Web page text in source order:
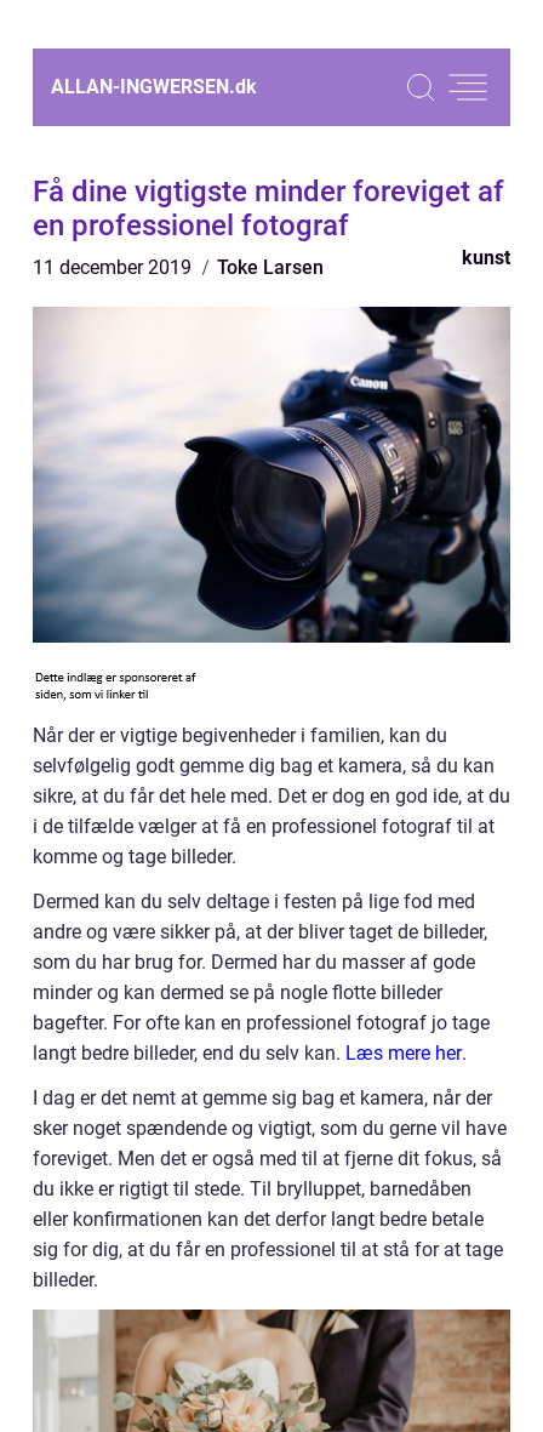
ALLAN-INGWERSEN.dk
Få dine vigtigste minder foreviget af
en professionel fotograf
11 december 2019 Toke Larsen kunst
Når der er vigtige begivenheder i familien, kan du
selvfølgelig godt gemme dig bag et kamera, så du kan
sikre, at du får det hele med. Det er dog en god ide, at du
i de tilfælde vælger at få en professionel fotograf til at
komme og tage billeder.
Dermed kan du selv deltage i festen på lige fod med
andre og være sikker på, at der bliver taget de billeder,
som du har brug for. Dermed har du masser af gode
minder og kan dermed se på nogle flotte billeder
bagefter. For ofte kan en professionel fotograf jo tage
langt bedre billeder, end du selv kan. Læs mere her.
I dag er det nemt at gemme sig bag et kamera, når der
sker noget spændende og vigtigt, som du gerne vil have
foreviget. Men det er også med til at fjerne dit fokus, så
du ikke er rigtigt til stede. Til brylluppet, barnedåben
eller konfirmationen kan det derfor langt bedre betale
sig for dig, at du får en professionel til at stå for at tage
billeder.